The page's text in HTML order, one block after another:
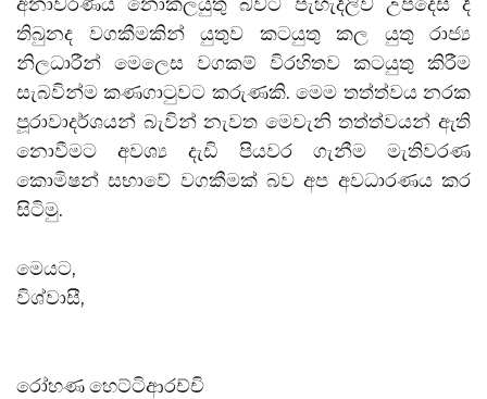
තිබුනද වගකීමකින් යුතුව කටයුතු කල යුතු රාජ්‍ය
නිලධාරීන් මෙලෙස වගකම් විරහිතව කටයුතු කිරීම
සැබවින්ම කණගාටුවට කරුණකි. මෙම තත්ත්වය නරක
පූරාවාදර්ශයන් බැවින් නැවත මෙවැනි තත්ත්වයන් ඇති
නොවීමට අවශ්‍ය දැඩි පියවර ගැනීම මැතිවරණ
කොමිෂන් සභාවේ වගකීමක් බව අප අවධාරණය කර
සිටිමු.
මෙයට,
විශ්වාසී,
රෝහණ හෙට්ටිආරච්චි